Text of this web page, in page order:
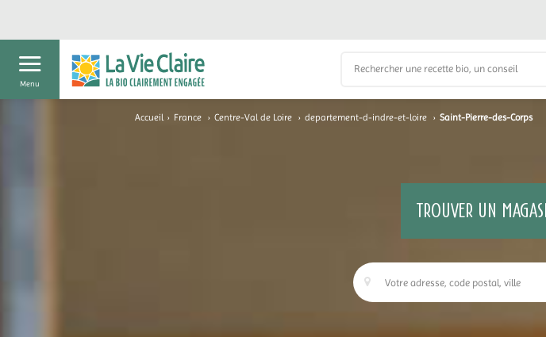
Menu
Accueil › France › Centre-Val de Loire › departement-d-indre-et-loire › Saint-Pierre-des-Corps
TROUVER UN